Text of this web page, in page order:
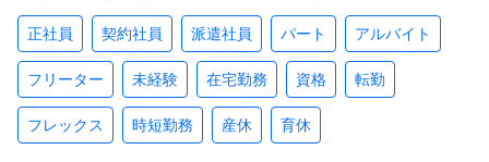
正社員 契約社員 派遣社員 パート アルバイト
フリーター 未経験 在宅勤務 資格 転勤
フレックス 時短勤務 産休 育休